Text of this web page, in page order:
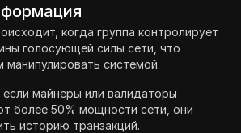
когда группа контролирует
голосующей силы сети, что
манипулировать системой.
если майнеры или валидаторы
более 50% мощности сети, они
историю транзакций.